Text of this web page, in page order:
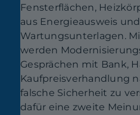
Fensterflächen,
aus Energieausweis und
Wartungsunterlagen.
werden
Gesprächen mit Bank,
Kaufpreisverhandlung
falsche Sicherheit zu
dafür eine zweite